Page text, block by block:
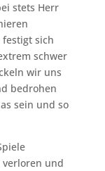
stets Herr
sich
schwer
wir uns
bedrohen
sein und so
und